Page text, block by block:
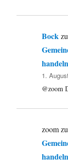
Bock
handeln
1.
@zoom
zoom
handeln